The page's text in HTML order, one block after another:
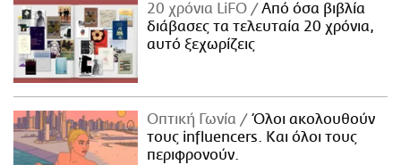
20 χρόνια LiFO
Από όσα βιβλία
διάβασες τα τελευταία 20 χρόνια,
αυτό ξεχωρίζεις
Οπτική Γωνία
Όλοι ακολουθούν
τους influencers. Και όλοι τους
περιφρονούν.